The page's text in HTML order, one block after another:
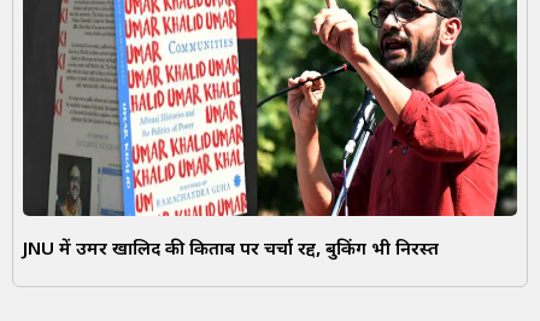
JNU में उमर खालिद की किताब पर चर्चा रद्द, बुकिंग भी निरस्त